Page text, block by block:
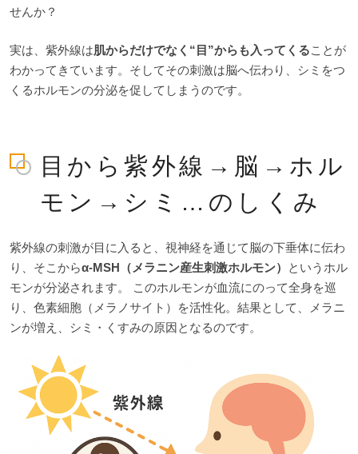
せんか？
実は、紫外線は肌からだけでなく“目”からも入ってくることが
わかってきています。そしてその刺激は脳へ伝わり、シミをつ
くるホルモンの分泌を促してしまうのです。
目から紫外線→脳→ホル
モン→シミ…のしくみ
紫外線の刺激が目に入ると、視神経を通じて脳の下垂体に伝わ
り、そこからα-MSH（メラニン産生刺激ホルモン）
というホル
モンが分泌されます。 このホルモンが血流にのって全身を巡
り、色素細胞（メラノサイト）を活性化。結果として、メラニ
ンが増え、シミ・くすみの原因となるのです。